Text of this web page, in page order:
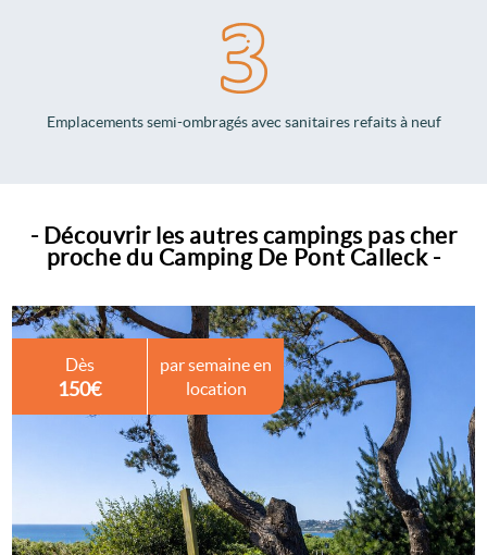
Emplacements semi-ombragés avec sanitaires refaits à neuf
- Découvrir les autres campings pas cher
proche du Camping De Pont Calleck -
Dès
150€
par semaine en
location